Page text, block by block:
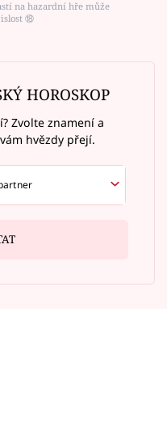
na hazardní hře může
⑱
HOROSKOP
Zvolte znamení a
hvězdy přejí.